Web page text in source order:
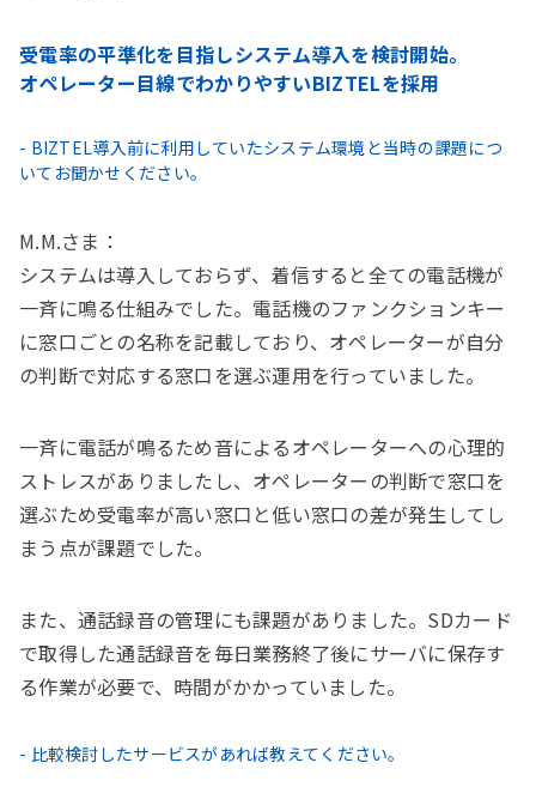
受電率の平準化を目指しシステム導入を検討開始。
オペレーター目線でわかりやすいBIZTELを採用
- BIZTEL導入前に利用していたシステム環境と当時の課題につ
いてお聞かせください。
M.M.さま：
システムは導入しておらず、着信すると全ての電話機が
一斉に鳴る仕組みでした。電話機のファンクションキー
に窓口ごとの名称を記載しており、オペレーターが自分
の判断で対応する窓口を選ぶ運用を行っていました。
一斉に電話が鳴るため音によるオペレーターへの心理的
ストレスがありましたし、オペレーターの判断で窓口を
選ぶため受電率が高い窓口と低い窓口の差が発生してし
まう点が課題でした。
また、通話録音の管理にも課題がありました。SDカード
で取得した通話録音を毎日業務終了後にサーバに保存す
る作業が必要で、時間がかかっていました。
- 比較検討したサービスがあれば教えてください。